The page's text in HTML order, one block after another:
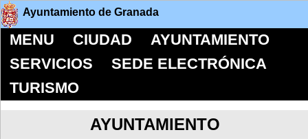
Ayuntamiento de Granada
MENU CIUDAD
AYUNTAMIENTO
SERVICIOS
SEDE ELECTRÓNICA
TURISMO
AYUNTAMIENTO